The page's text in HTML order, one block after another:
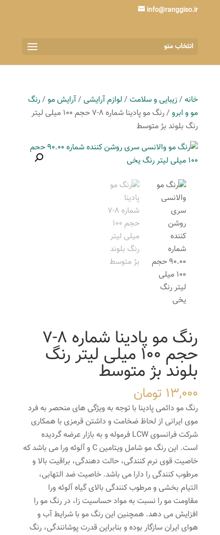
info@ranggiso.ir
انتخاب منو
خانه/زیبایی و سلامت/ لوازم آرایشی/آرایش مو/رنگ
مو و ابرو
/ رنگ مو پادینا شماره 8-7 حجم 100 میلی لیتر
رنگ بلوند بژ متوسط
رنگ مو پادینا شماره 8-7
حجم 100 میلی لیتر رنگ
بلوند بژ متوسط
13,000 تومان
رنگ مو دائمی پادینا با توجه به ویژگی های منحصر به فرد
موی ایرانی از لحاظ ضخامت و داشتن قرمزی با همکاری
شرکت فرانسوی LCW فرموله و به بازار عرضه گردیده
است. این رنگ مو شامل ویتامین C و آلوئه ورا می باشد که
خاصیت قوی نرم کنندگی، حالت دهندگی، براقیت بالا و
مرطوب کنندگی را دارا می باشد. خاصیت ضد التهابی،
التیام بخشی و مرطوب کنندگی بالای گیاه آلوئه ورا
مقاومت مو را نسبت به مواد حساسیت زا، در رنگ مو را
افزایش می دهد. همچنین این رنگ مو با شرایط آب و
هوای ایران سازگار بوده و بنابراین قدرت پوشانندگی، رنگ